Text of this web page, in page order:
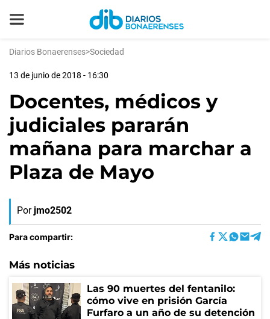
Diarios Bonaerenses>Sociedad
13 de junio de 2018 - 16:30
Docentes, médicos y
judiciales pararán
mañana para marchar a
Plaza de Mayo
Por jmo2502
Para compartir:
Más noticias
Las 90 muertes del fentanilo:
cómo vive en prisión García
Furfaro a un año de su detención